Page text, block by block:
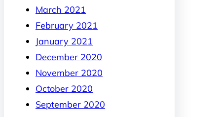
March 2021
February 2021
January 2021
December 2020
November 2020
October 2020
September 2020